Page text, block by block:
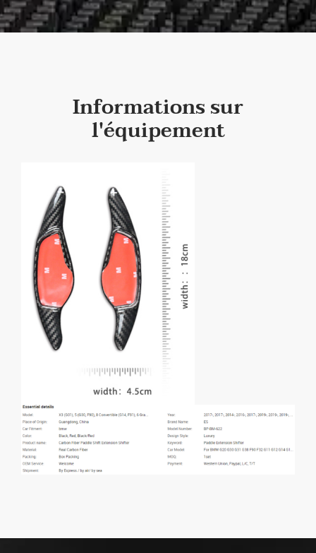
Informations sur
l'équipement